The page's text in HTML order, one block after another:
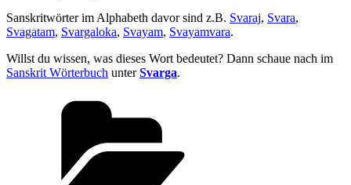
Sanskritwörter im Alphabeth davor sind z.B. Svaraj, Svara,
Svagatam, Svargaloka, Svayam, Svayamvara.
Willst du wissen, was dieses Wort bedeutet? Dann schaue nach im
Sanskrit Wörterbuch unterSvarga.